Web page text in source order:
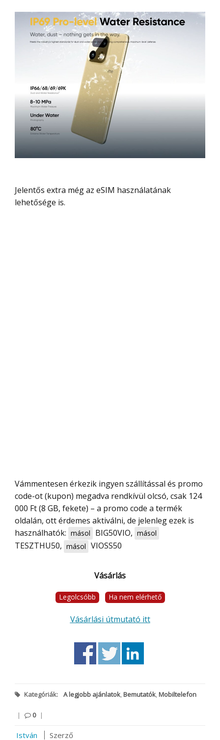
Jelentős extra még az eSIM használatának
lehetősége is.
Vámmentesen érkezik ingyen szállítással és promo
code-ot (kupon) megadva rendkívül olcsó, csak 124
000 Ft (8 GB, fekete) – a promo code a termék
oldalán, ott érdemes aktiválni, de jelenleg ezek is
használhatók: másol BIG50VIO, másol
TESZTHU50, másol VIOSS50
Vásárlás
Legolcsóbb Ha nem elérhető
Vásárlási útmutató itt
Kategóriák: A legjobb ajánlatok,Bemutatók,Mobiltelefon
| 0 |
István Szerző